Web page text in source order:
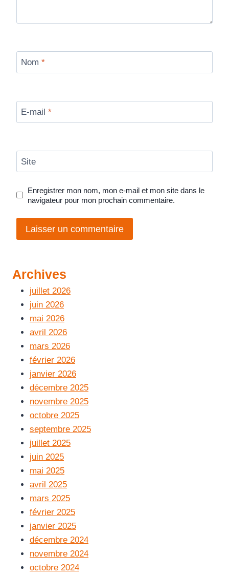
Nom *
E-mail *
Site
Enregistrer mon nom, mon e-mail et mon site dans le
navigateur pour mon prochain commentaire.
Archives
juillet 2026
juin 2026
mai 2026
avril 2026
mars 2026
février 2026
janvier 2026
décembre 2025
novembre 2025
octobre 2025
septembre 2025
juillet 2025
juin 2025
mai 2025
avril 2025
mars 2025
février 2025
janvier 2025
décembre 2024
novembre 2024
octobre 2024